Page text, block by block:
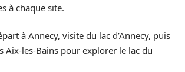
à chaque site.
à Annecy, visite du lac d’Annecy, puis
Aix-les-Bains pour explorer le lac du